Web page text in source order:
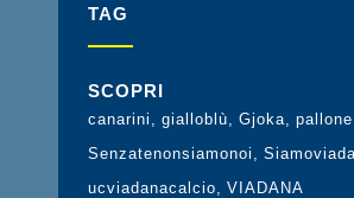
TAG
SCOPRI
canarini gialloblù Gjoka
Senzatenonsiamonoi
ucviadanacalcio
VIADANA